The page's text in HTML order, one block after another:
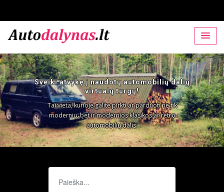
dalių
ne tik
ar retro
Praeita Kita